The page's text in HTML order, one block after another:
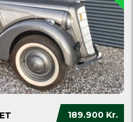
189.900 Kr.